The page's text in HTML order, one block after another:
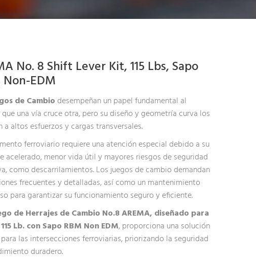
No. 8 Shift Lever Kit, 115 Lbs, Sapo
Non-EDM
de Cambiodesempeñan un papel fundamental al
una vía cruce otra, pero su diseño y geometría curva los
a altos esfuerzos y cargas transversales.
ferroviario requiere una atención especial debido a su
acelerado, menor vida útil y mayores riesgos de seguridad
como descarrilamientos. Los juegos de cambio demandan
frecuentes y detalladas, así como un mantenimiento
para garantizar su funcionamiento seguro y eficiente.
de Herrajes de Cambio No.8 AREMA, diseñado para
Lb. con Sapo RBM Non EDM, proporciona una solución
las intersecciones ferroviarias, priorizando la seguridad
duradero.